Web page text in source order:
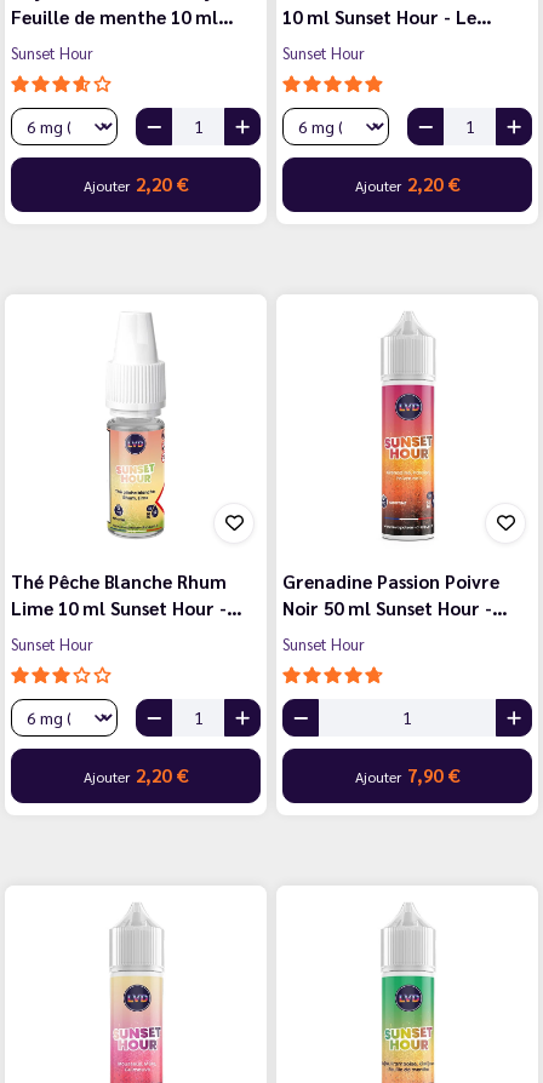
Feuille de menthe 10 ml…
Sunset Hour
Ajouter 2,20 €
10 ml Sunset Hour - Le…
Sunset Hour
Ajouter 2,20 €
Thé Pêche Blanche Rhum
Lime 10 ml Sunset Hour -…
Sunset Hour
Ajouter 2,20 €
Grenadine Passion Poivre
Noir 50 ml Sunset Hour -…
Sunset Hour
Ajouter 7,90 €